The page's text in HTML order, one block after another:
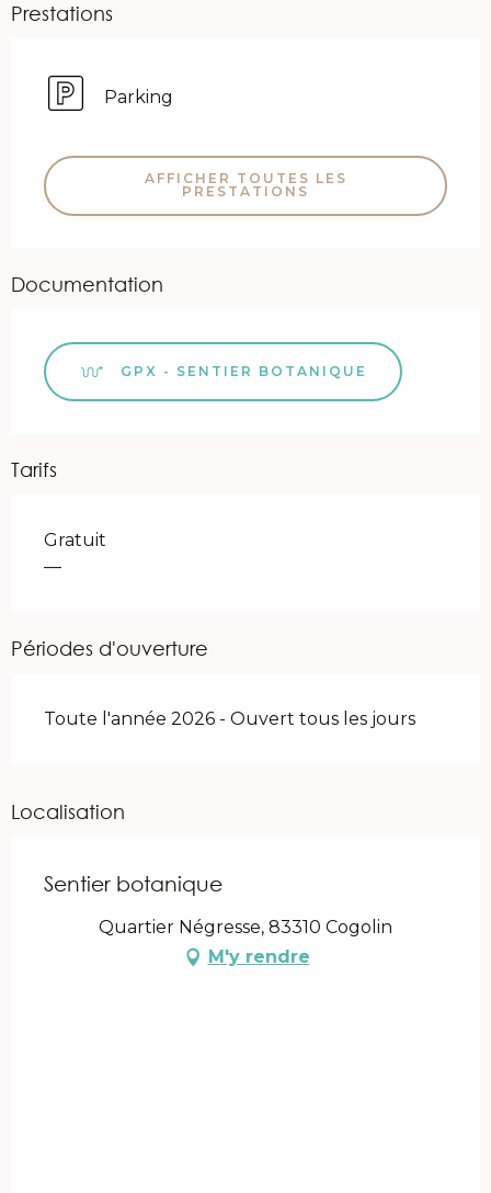
Prestations
Parking
AFFICHER TOUTES LES
PRESTATIONS
Documentation
GPX - SENTIER BOTANIQUE
Tarifs
Gratuit
—
Périodes d'ouverture
Toute l'année 2026 - Ouvert tous les jours
Localisation
Sentier botanique
Quartier Négresse, 83310 Cogolin
M'y rendre